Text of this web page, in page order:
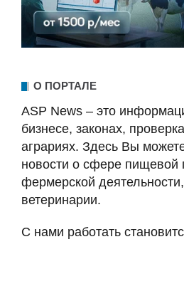
О ПОРТАЛЕ
ASP News – это
бизнесе, законах,
аграриях. Здесь Вы
новости о сфере
фермерской
ветеринарии.
С нами работать